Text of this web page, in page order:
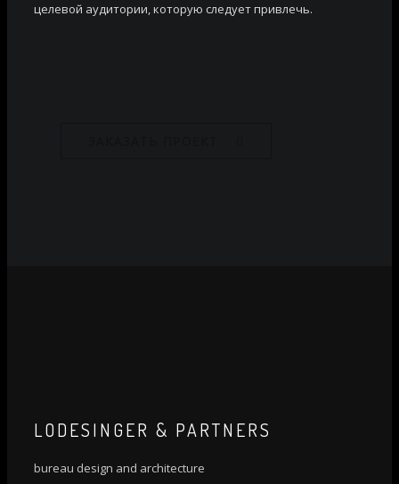
целевой аудитории, которую следует привлечь.
LODESINGER & PARTNERS
bureau design and architecture